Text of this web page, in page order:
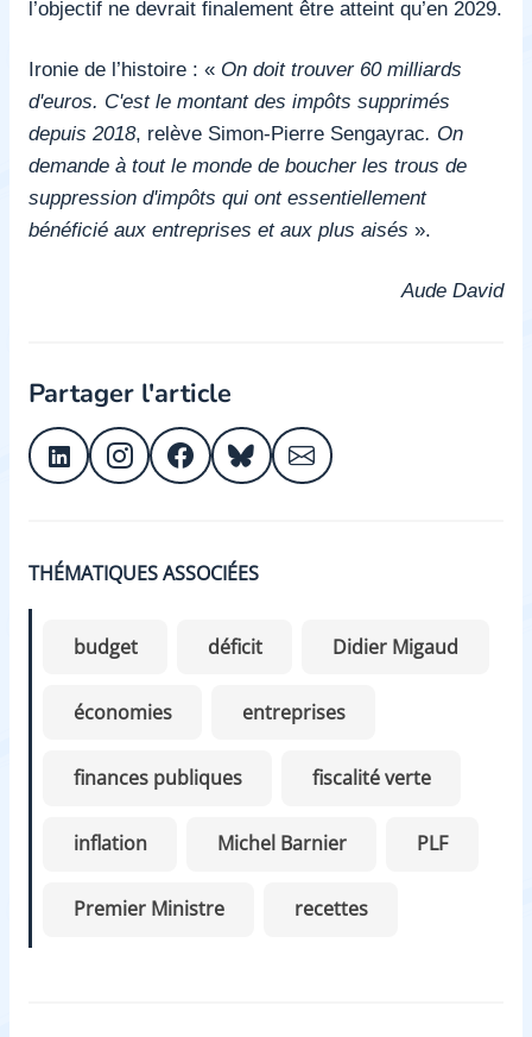
l’objectif ne devrait finalement être atteint qu’en 2029.
Ironie de l’histoire : « On doit trouver 60 milliards
d'euros. C'est le montant des impôts supprimés
depuis 2018, relève Simon-Pierre Sengayrac. On
demande à tout le monde de boucher les trous de
suppression d'impôts qui ont essentiellement
bénéficié aux entreprises et aux plus aisés ».
Aude David
Partager l'article
THÉMATIQUES ASSOCIÉES
budget déficit Didier Migaud
économies entreprises
finances publiques fiscalité verte
inflation Michel Barnier PLF
Premier Ministre recettes